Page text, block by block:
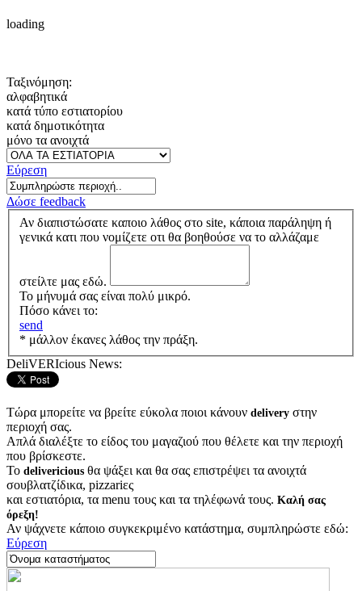
loading
Ταξινόμηση:
αλφαβητικά
κατά τύπο εστιατορίου
κατά δημοτικότητα
μόνο τα ανοιχτά
Εύρεση
Δώσε feedback
Αν διαπιστώσατε καποιο λάθος στο site, κάποια παράληψη ή
γενικά κατι που νομίζετε οτι θα βοηθούσε να το αλλάζαμε
στείλτε μας εδώ.
Το μήνυμά σας είναι πολύ μικρό.
Πόσο κάνει το:
send
* μάλλον έκανες λάθος την πράξη.
DeliVERIcious News:
Τώρα μπορείτε να βρείτε εύκολα ποιοι κάνουν delivery στην
περιοχή σας.
Απλά διαλέξτε το είδος του μαγαζιού που θέλετε και την περιοχή
που βρίσκεστε.
Το delivericious θα ψάξει και θα σας επιστρέψει τα ανοιχτά
σουβλατζίδικα, pizzariες
και εστιατόρια, τα menu τους και τα τηλέφωνά τους. Καλή σας
όρεξη!
Αν ψάχνετε κάποιο συγκεκριμένο κατάστημα, συμπληρώστε εδώ:
Εύρεση